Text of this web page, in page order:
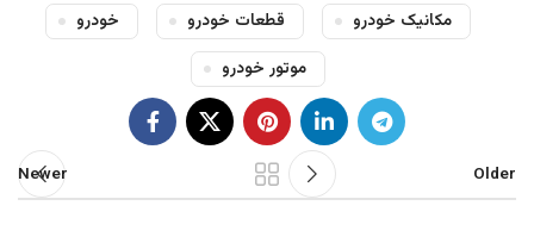
خودرو قطعات خودرو
مکانیک خودرو
موتور خودرو
Newer Older